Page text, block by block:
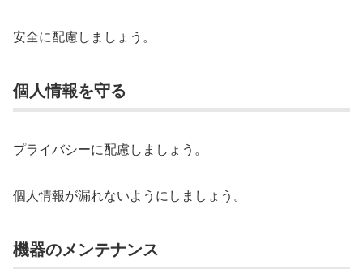
安全に配慮しましょう。
個人情報を守る
プライバシーに配慮しましょう。
個人情報が漏れないようにしましょう。
機器のメンテナンス